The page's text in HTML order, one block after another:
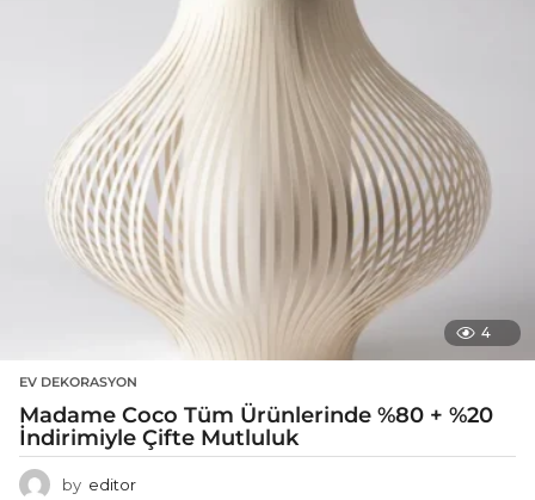
4
EV DEKORASYON
Madame Coco Tüm Ürünlerinde %80 + %20
İndirimiyle Çifte Mutluluk
by editor